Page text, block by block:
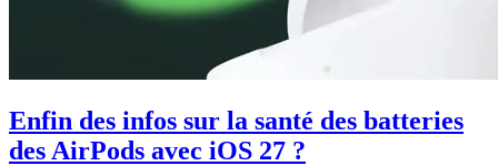
Enfin des infos sur la santé des batteries
des AirPods avec iOS 27 ?